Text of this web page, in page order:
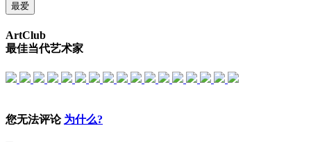
最爱
ArtClub
最佳当代艺术家
您无法评论 为什么?